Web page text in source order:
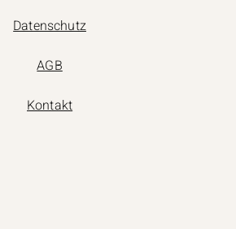
Datenschutz
AGB
Kontakt